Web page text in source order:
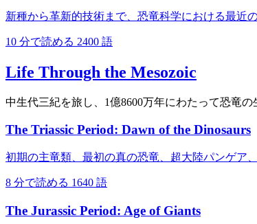
新種から革新的技術まで、恐竜科学における最近
10 分で読める 2400 語
Life Through the Mesozoic
中生代三紀を旅し、1億8600万年にわたって恐竜
The Triassic Period: Dawn of the Dinosaurs
初期の主竜類、最初の真の恐竜、超大陸パンゲア
8 分で読める 1640 語
The Jurassic Period: Age of Giants